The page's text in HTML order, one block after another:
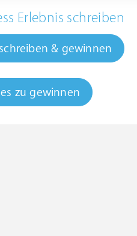
Erlebnis schreiben
& gewinnen
zu gewinnen